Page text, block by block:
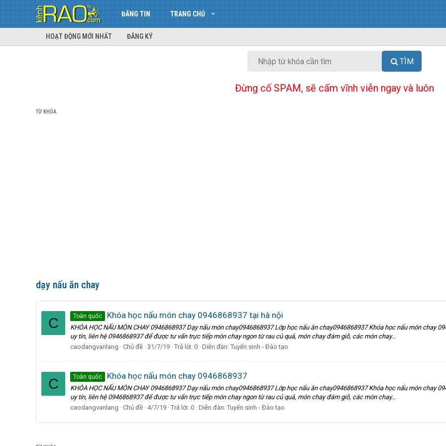
ĐĂNG TIN TRANG CHỦ
HOẠT ĐỘNG MỚI NHẤT ĐĂNG KÝ
TÌM
Đừng cố SPAM, sẽ cấm vĩnh viễn ngay và luôn
TỪ KHÓA
dạy nấu ăn chay
C Toàn quốc Khóa học nấu món chay 0946868937 tại hà nội
KHÓA HỌC NẤU MÓN CHAY 0946868937 Dạy nấu món chay0946868937 Lớp học nấu ăn chay0946868937 Khóa học nấu món chay
uy tín, liên hệ 0946868937 để được tư vấn trực tiếp món chay ngon từ rau củ quả, món chay đám giỗ, các món chay...
caodangvanlang
Chủ đề 31/7/19 Trả lời: 0 Diễn đàn: Tuyển sinh - Đào tạo
C Toàn quốc Khóa học nấu món chay 0946868937
KHÓA HỌC NẤU MÓN CHAY 0946868937 Dạy nấu món chay0946868937 Lớp học nấu ăn chay0946868937 Khóa học nấu món chay
uy tín, liên hệ 0946868937 để được tư vấn trực tiếp món chay ngon từ rau củ quả, món chay đám giỗ, các món chay...
caodangvanlang
Chủ đề 4/7/19 Trả lời: 0 Diễn đàn: Tuyển sinh - Đào tạo